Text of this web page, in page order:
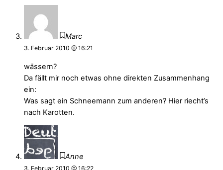
Marc
3. Februar 2010 @ 16:21
wässern?
Da fällt mir noch etwas ohne direkten Zusammenhang
ein:
Was sagt ein Schneemann zum anderen? Hier riecht’s
nach Karotten.
Anne
3. Februar 2010 @ 16:22